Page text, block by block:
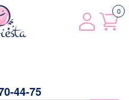
44-75
0